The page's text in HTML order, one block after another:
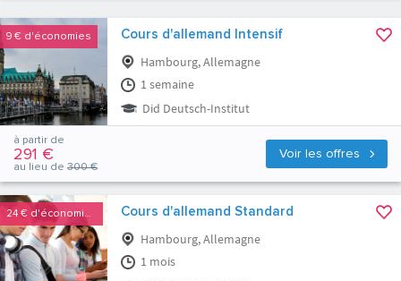
9 € d'économies Cours d'allemand Intensif
Hambourg, Allemagne
1 semaine
Did Deutsch-Institut
Voir les offres
à partir de
291 €
au lieu de 300 €
24 € d'économies Cours d'allemand Standard
Hambourg, Allemagne
1 mois